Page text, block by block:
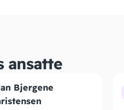
ansatte
Bjergene